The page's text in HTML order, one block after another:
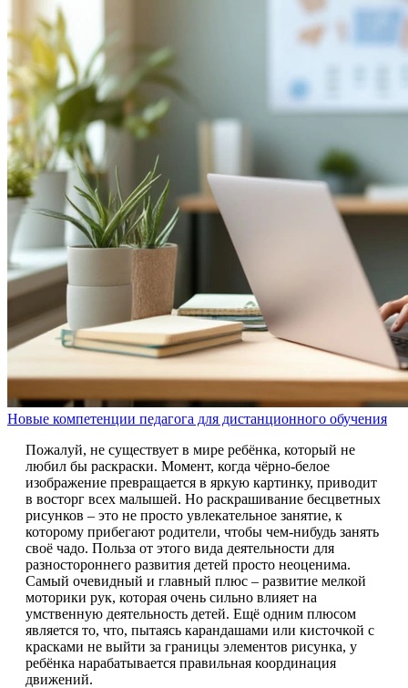
Новые компетенции педагога для дистанционного обучения
Пожалуй, не существует в мире ребёнка, который не
любил бы раскраски. Момент, когда чёрно-белое
изображение превращается в яркую картинку, приводит
в восторг всех малышей. Но раскрашивание бесцветных
рисунков – это не просто увлекательное занятие, к
которому прибегают родители, чтобы чем-нибудь занять
своё чадо. Польза от этого вида деятельности для
разностороннего развития детей просто неоценима.
Самый очевидный и главный плюс – развитие мелкой
моторики рук, которая очень сильно влияет на
умственную деятельность детей. Ещё одним плюсом
является то, что, пытаясь карандашами или кисточкой с
красками не выйти за границы элементов рисунка, у
ребёнка нарабатывается правильная координация
движений.